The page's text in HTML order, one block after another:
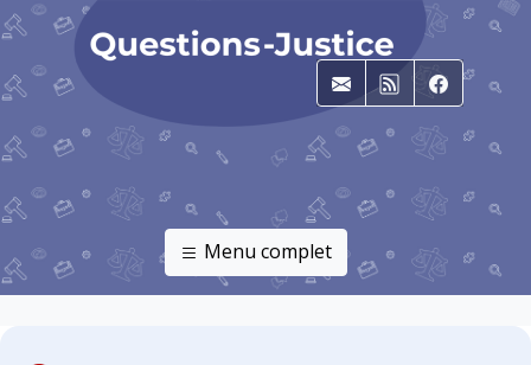
E-mailRSS
Menu complet